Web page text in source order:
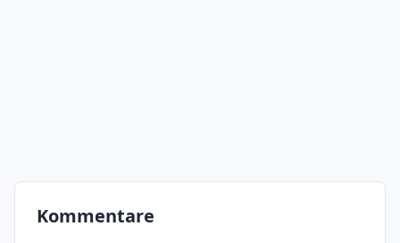
Kommentare